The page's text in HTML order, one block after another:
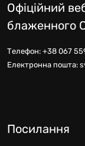
Офіційний
блаженного
Телефон: +38 067
Електронна пошта:
Посилання